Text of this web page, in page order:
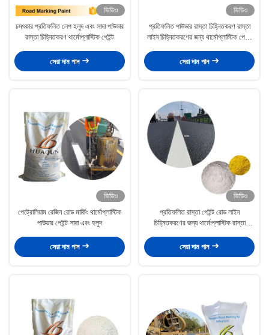
ভিডিও
চমৎকার প্রতিফলিত লেপ হলুদ এবং সাদা পাউডার
রাস্তা চিহ্নিতকরণ থার্মোপ্লাস্টিক পেইন্ট
সেরা দাম পান
ভিডিও
প্রতিফলিত পাউডার রাস্তা চিহ্নিতকরণ রাস্তা
লাইন চিহ্নিতকরণের জন্য থার্মোপ্লাস্টিক পেইন্ট
সেরা দাম পান
ভিডিও
পেট্রোলিয়াম রেজিন রোড মার্কিং থার্মোপ্লাস্টিক
পাউডার পেইন্ট সাদা এবং হলুদ
সেরা দাম পান
ভিডিও
প্রতিফলিত রাস্তা পেইন্ট রোড লাইন
চিহ্নিতকরণের জন্য থার্মোপ্লাস্টিক রাস্তা
সেরা দাম পান